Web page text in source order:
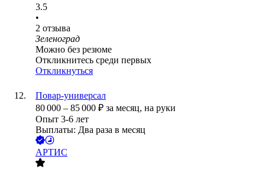
3.5
•
2 отзыва
Зеленоград
Можно без резюме
Откликнитесь среди первых
Откликнуться
Повар-универсал
80 000 – 85 000 ₽ за месяц, на руки
Опыт 3-6 лет
Выплаты: Два раза в месяц
АРТИС